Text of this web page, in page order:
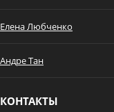
Елена Любченко
Андре Тан
КОНТАКТЫ